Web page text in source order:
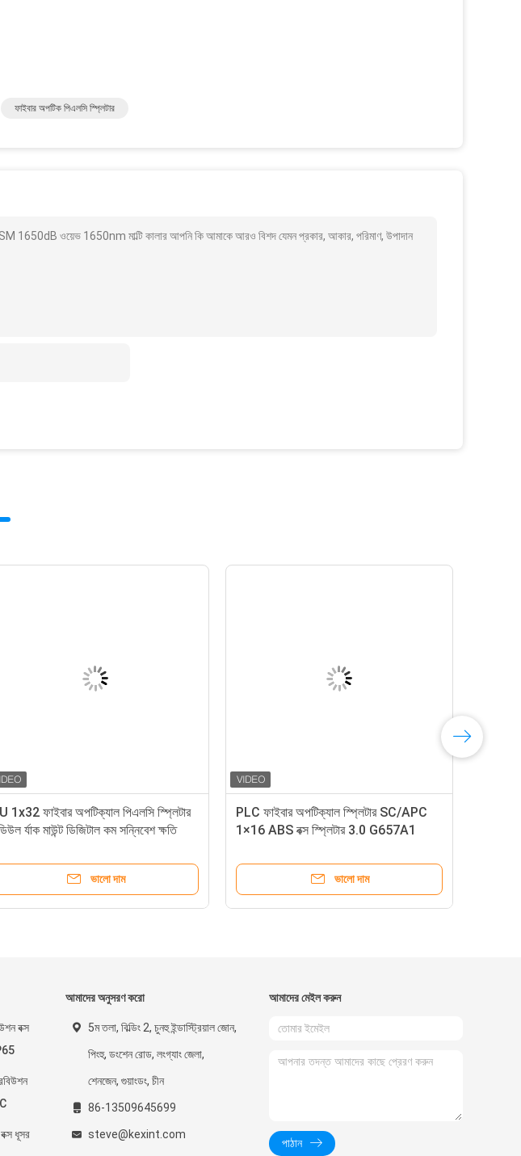
ফাইবার অপটিক পিএলসি স্প্লিটার
1650dB ওয়েভ 1650nm মাল্টি কালার আপনি কি আমাকে আরও বিশদ যেমন প্রকার, আকার, পরিমাণ, উপাদান
1x32 ফাইবার অপটিক্যাল পিএলসি স্প্লিটার
র্যাক মাউন্ট ডিজিটাল কম সন্নিবেশ ক্ষতি
ভালো দাম
PLC ফাইবার অপটিক্যাল স্প্লিটার SC/APC
1×16 ABS বক্স স্প্লিটার 3.0 G657A1
ভালো দাম
বক্স
ধূসর
আমাদের অনুসরণ করো
5ম তলা, বিল্ডিং 2, চুনহু ইন্ডাস্ট্রিয়াল জোন,
পিংহু, ডংশেন রোড, লংগ্যাং জেলা,
শেনজেন, গুয়াংডং, চীন
86-13509645699
steve@kexint.com
আমাদের মেইল ​​করুন
পাঠান